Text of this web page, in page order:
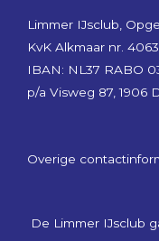
Limmer IJsclub,
KvK Alkmaar nr.
IBAN: NL37 RABO
p/a Visweg 87, 1906
Overige
De Limmer IJsclub